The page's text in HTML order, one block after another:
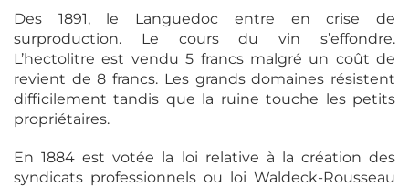
Des 1891, le Languedoc entre en crise de
surproduction. Le cours du vin s’effondre.
L’hectolitre est vendu 5 francs malgré un coût de
revient de 8 francs. Les grands domaines résistent
difficilement tandis que la ruine touche les petits
propriétaires.
En 1884 est votée la loi relative à la création des
syndicats professionnels ou loi Waldeck-Rousseau